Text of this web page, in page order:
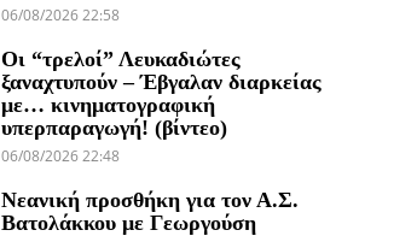
06/08/2026 22:58
Οι “τρελοί” Λευκαδιώτες
ξαναχτυπούν – Έβγαλαν διαρκείας
με… κινηματογραφική
υπερπαραγωγή! (βίντεο)
06/08/2026 22:48
Νεανική προσθήκη για τον Α.Σ.
Βατολάκκου με Γεωργούση